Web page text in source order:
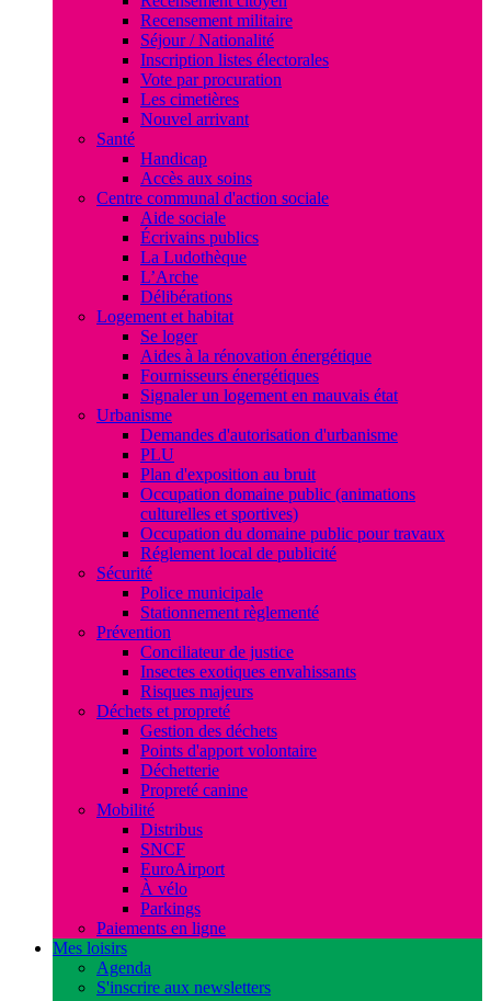
Recensement militaire
Séjour / Nationalité
Inscription listes électorales
Vote par procuration
Les cimetières
Nouvel arrivant
Santé
Handicap
Accès aux soins
Centre communal d'action sociale
Aide sociale
Écrivains publics
La Ludothèque
L’Arche
Délibérations
Logement et habitat
Se loger
Aides à la rénovation énergétique
Fournisseurs énergétiques
Signaler un logement en mauvais état
Urbanisme
Demandes d'autorisation d'urbanisme
PLU
Plan d'exposition au bruit
Occupation domaine public (animations
culturelles et sportives)
Occupation du domaine public pour travaux
Réglement local de publicité
Sécurité
Police municipale
Stationnement règlementé
Prévention
Conciliateur de justice
Insectes exotiques envahissants
Risques majeurs
Déchets et propreté
Gestion des déchets
Points d'apport volontaire
Déchetterie
Propreté canine
Mobilité
Distribus
SNCF
EuroAirport
À vélo
Parkings
Paiements en ligne
Mes loisirs
Agenda
S'inscrire aux newsletters